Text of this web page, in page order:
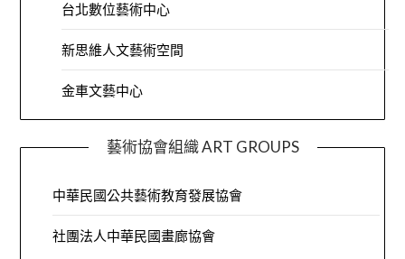
台北數位藝術中心
新思維人文藝術空間
金車文藝中心
藝術協會組織 ART GROUPS
中華民國公共藝術教育發展協會
社團法人中華民國畫廊協會